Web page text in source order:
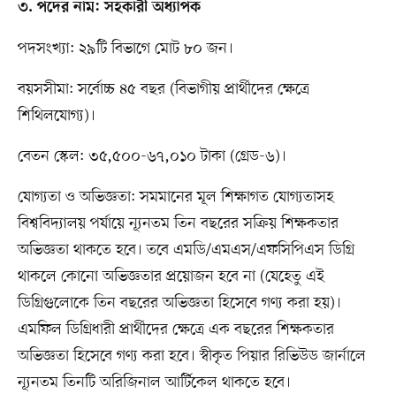
৩. পদের নাম: সহকারী অধ্যাপক
পদসংখ্যা: ২৯টি বিভাগে মোট ৮০ জন।
বয়সসীমা: সর্বোচ্চ ৪৫ বছর (বিভাগীয় প্রার্থীদের ক্ষেত্রে
শিথিলযোগ্য)।
বেতন স্কেল: ৩৫,৫০০-৬৭,০১০ টাকা (গ্রেড-৬)।
যোগ্যতা ও অভিজ্ঞতা: সমমানের মূল শিক্ষাগত যোগ্যতাসহ
বিশ্ববিদ্যালয় পর্যায়ে ন্যূনতম তিন বছরের সক্রিয় শিক্ষকতার
অভিজ্ঞতা থাকতে হবে। তবে এমডি/এমএস/এফসিপিএস ডিগ্রি
থাকলে কোনো অভিজ্ঞতার প্রয়োজন হবে না (যেহেতু এই
ডিগ্রিগুলোকে তিন বছরের অভিজ্ঞতা হিসেবে গণ্য করা হয়)।
এমফিল ডিগ্রিধারী প্রার্থীদের ক্ষেত্রে এক বছরের শিক্ষকতার
অভিজ্ঞতা হিসেবে গণ্য করা হবে। স্বীকৃত পিয়ার রিভিউড জার্নালে
ন্যূনতম তিনটি অরিজিনাল আর্টিকেল থাকতে হবে।